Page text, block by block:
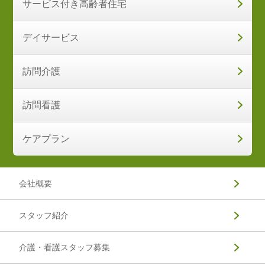
サービス付き高齢者住宅
デイサービス
訪問介護
訪問看護
ケアプラン
会社概要
スタッフ紹介
介護・看護スタッフ募集